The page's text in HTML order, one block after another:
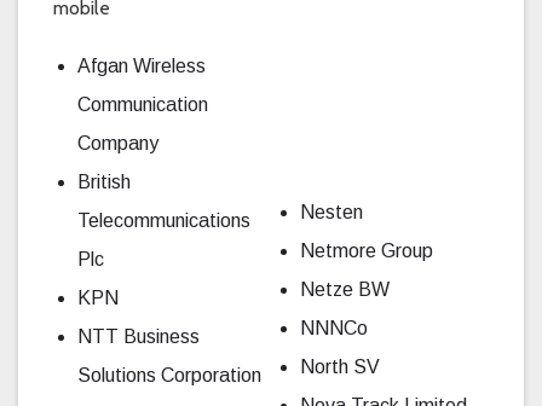
mobile
Afgan Wireless
Communication
Company
British
Telecommunications
Plc
KPN
NTT Business
Solutions Corporation
Nesten
Netmore Group
Netze BW
NNNCo
North SV